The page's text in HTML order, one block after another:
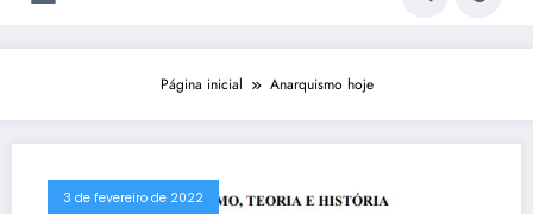
Página inicial Anarquismo hoje
3 de fevereiro de 2022